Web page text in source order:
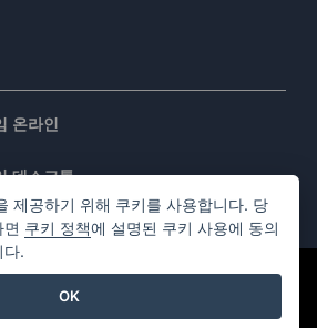
온라인
데스크톱
모든 권리 보유.
제공하기 위해 쿠키를 사용합니다. 당
쿠키 정책에 설명된 쿠키 사용에 동의
다.
OK